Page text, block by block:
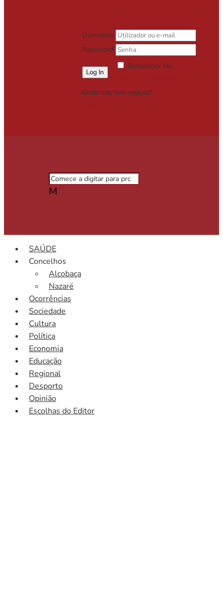
Username
Password
Remember Me
Ainda não tem registo?
M
SAÚDE
Concelhos
Alcobaça
Nazaré
Ocorrências
Sociedade
Cultura
Política
Economia
Educação
Regional
Desporto
Opinião
Escolhas do Editor